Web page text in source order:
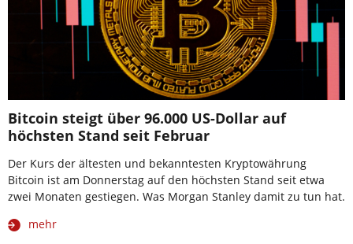
Bitcoin steigt über 96.000 US-Dollar auf
höchsten Stand seit Februar
Der Kurs der ältesten und bekanntesten Kryptowährung
Bitcoin ist am Donnerstag auf den höchsten Stand seit etwa
zwei Monaten gestiegen. Was Morgan Stanley damit zu tun hat.
mehr